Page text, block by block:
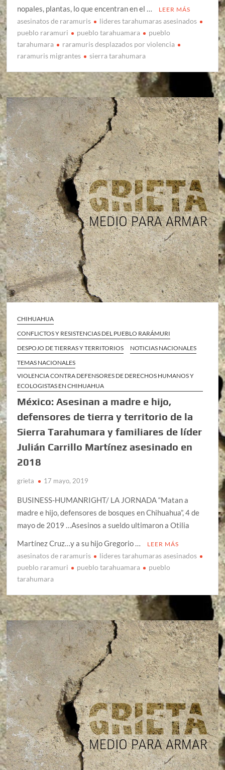
nopales, plantas, lo que encentran en el …
LEER MÁS
asesinatos de raramuris
lideres tarahumaras asesinados
pueblo raramuri
pueblo tarahuamara
pueblo
tarahumara
raramuris desplazados por violencia
raramuris migrantes
sierra tarahumara
CHIHUAHUA
CONFLICTOS Y RESISTENCIAS DEL PUEBLO RARÁMURI
DESPOJO DE TIERRAS Y TERRITORIOS
NOTICIAS NACIONALES
TEMAS NACIONALES
VIOLENCIA CONTRA DEFENSORES DE DERECHOS HUMANOS Y
ECOLOGISTAS EN CHIHUAHUA
México: Asesinan a madre e hijo,
defensores de tierra y territorio de la
Sierra Tarahumara y familiares de líder
Julián Carrillo Martínez asesinado en
2018
grieta 17 mayo, 2019
BUSINESS-HUMANRIGHT/ LA JORNADA “Matan a
madre e hijo, defensores de bosques en Chihuahua”, 4 de
mayo de 2019 …Asesinos a sueldo ultimaron a Otilia
Martínez Cruz…y a su hijo Gregorio …
LEER MÁS
asesinatos de raramuris
lideres tarahumaras asesinados
pueblo raramuri
pueblo tarahuamara
pueblo
tarahumara